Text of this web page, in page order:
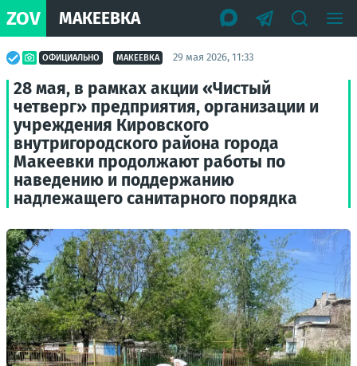
ZOV МАКЕЕВКА
ОФИЦИАЛЬНО МАКЕЕВКА 29 мая 2026, 11:33
28 мая, в рамках акции «Чистый
четверг» предприятия, организации и
учреждения Кировского
внутригородского района города
Макеевки продолжают работы по
наведению и поддержанию
надлежащего санитарного порядка